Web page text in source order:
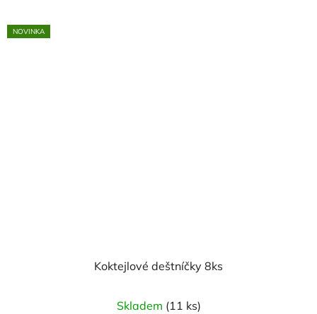
NOVINKA
Koktejlové deštníčky 8ks
Skladem (11 ks)